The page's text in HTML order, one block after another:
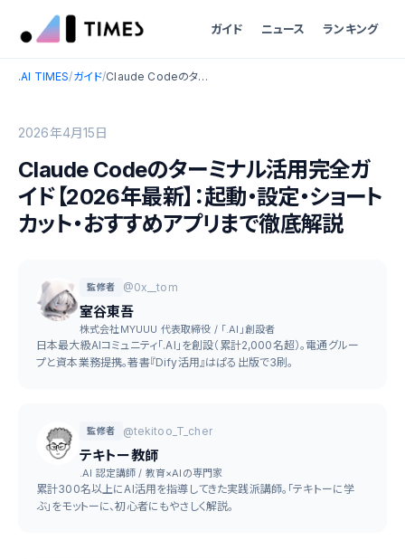
ガイド ニュース ランキング
.AI TIMES/ガイド/ Claude Codeのターミナル活用完全ガイド【2026年最新】：起動・設定・ショートカット・おすすめアプリまで徹底解説
2026年4月15日
Claude Codeのターミナル活用完全ガ
イド【2026年最新】：起動・設定・ショート
カット・おすすめアプリまで徹底解説
監修者 @0x__tom
室谷東吾
株式会社MYUUU 代表取締役 / 「.AI」創設者
日本最大級AIコミュニティ「.AI」を創設（累計2,000名超）。電通グルー
プと資本業務提携。著書『Dify活用』はぱる出版で3刷。
監修者 @tekitoo_T_cher
テキトー教師
.AI 認定講師 / 教育×AIの専門家
累計300名以上にAI活用を指導してきた実践派講師。「テキトーに学
ぶ」をモットーに、初心者にもやさしく解説。